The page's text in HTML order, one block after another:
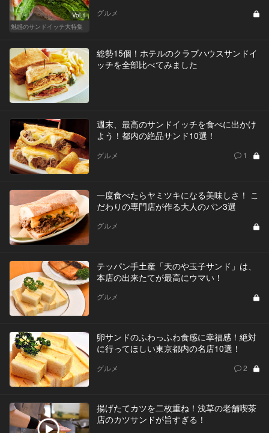
Vol.1
魅惑のサンドイッチ大特集
グルメ
総勢15個！ホテルのクラブハウスサンドイ
ッチを全部比べてみました
週末、最高のサンドイッチを食べに出かけ
よう！都内の絶品サンド10選！
グルメ 1
一度食べたらヤミツキになる美味しさ！ こ
だわりの専門店が作る大人のパン3選
グルメ
テッパン手土産「天のや玉子サンド」は、
本店の出来たてが最高にウマい！
グルメ
卵サンドのふわっふわ食感に幸福感！絶対
に行ってほしい東京都内の名店10選！
グルメ 2
揚げたてカツを二枚重ね！浅草の老舗喫茶
店のカツサンドが旨すぎる！